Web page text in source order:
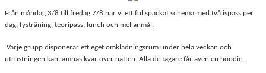
Från måndag 3/8 till fredag 7/8 har vi ett fullspäckat schema med två ispass per
dag, fysträning, teoripass, lunch och mellanmål.
Varje grupp disponerar ett eget omklädningsrum under hela veckan och
utrustningen kan lämnas kvar över natten. Alla deltagare får även en hoodie.